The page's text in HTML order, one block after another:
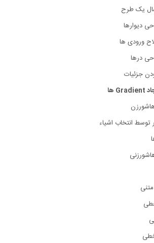
یک طرح
دیوارها
ورودی ها
درها
جزئیات
توسط انتخاب اشیاء